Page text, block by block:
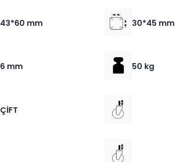
43*60 mm 30*45 mm
6 mm 50 kg
ÇİFT